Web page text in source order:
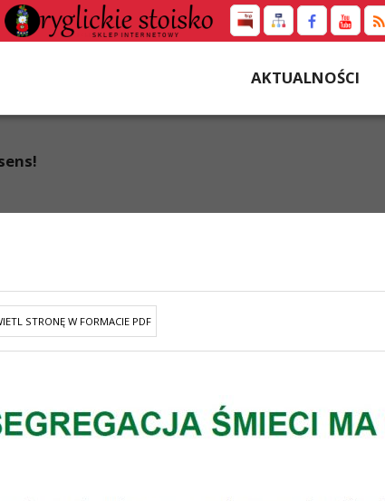
AKTUALNOŚCI
STRONĘ W FORMACIE PDF